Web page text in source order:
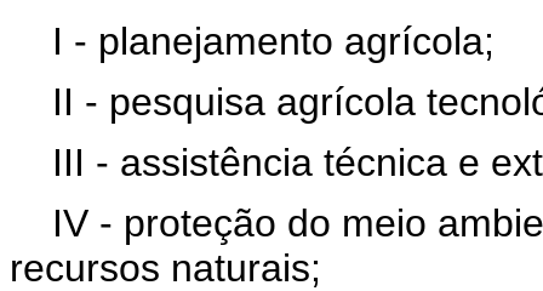
I - planejamento agrícola;
II - pesquisa agrícola
III - assistência técnica e
IV - proteção do meio
recursos naturais;